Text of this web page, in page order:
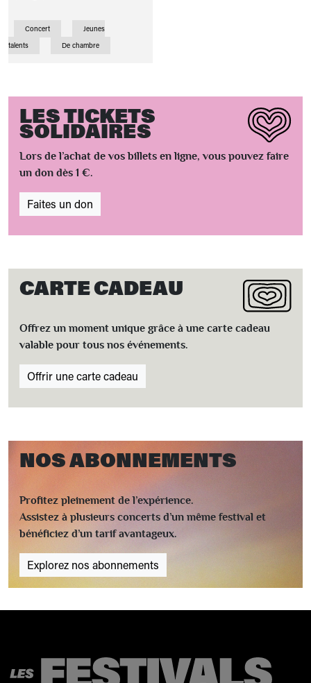
Concert
Jeunes
talents
De chambre
LES TICKETS
SOLIDAIRES
Lors de l’achat de vos billets en ligne, vous pouvez faire
un don dès 1 €.
Faites un don
CARTE CADEAU
Offrez un moment unique grâce à une carte cadeau
valable pour tous nos événements.
Offrir une carte cadeau
NOS ABONNEMENTS
Profitez pleinement de l’expérience.
Assistez à plusieurs concerts d’un même festival et
bénéficiez d’un tarif avantageux.
Explorez nos abonnements